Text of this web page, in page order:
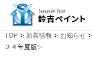
TOP > 新着情報 > お知らせ>
２４年度版✨